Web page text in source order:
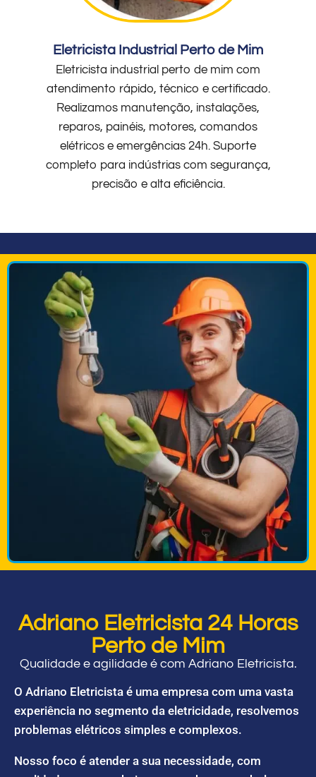
Eletricista Industrial Perto de Mim
Eletricista industrial perto de mim com
atendimento rápido, técnico e certificado.
Realizamos manutenção, instalações,
reparos, painéis, motores, comandos
elétricos e emergências 24h. Suporte
completo para indústrias com segurança,
precisão e alta eficiência.
Adriano Eletricista 24 Horas
Perto de Mim
Qualidade e agilidade é com Adriano Eletricista.
O Adriano Eletricista é uma empresa com uma vasta
experiência no segmento da eletricidade, resolvemos
problemas elétricos simples e complexos.
Nosso foco é atender a sua necessidade, com